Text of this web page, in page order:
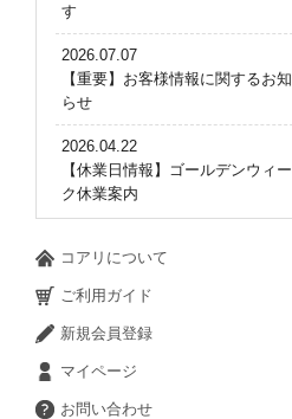
す
2026.07.07
【重要】お客様情報に関するお知
らせ
2026.04.22
【休業日情報】ゴールデンウィー
ク休業案内
コアリについて
ご利用ガイド
新規会員登録
マイページ
お問い合わせ